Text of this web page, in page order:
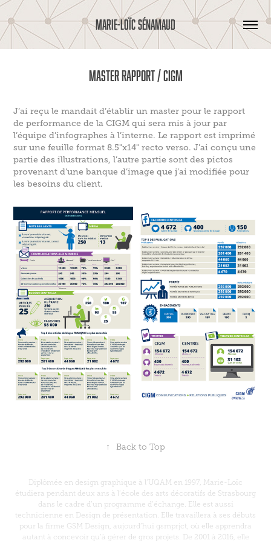
MARIE-LOÏC SÉNAMAUD
Master Rapport / CIGM
J’ai reçu le mandait d’établir un master pour le rapport
de performance de la CIGM qui sera mis à jour par
l’équipe d’infographes à l’interne. Le rapport est imprimé
sur une feuille format 8.5"x14" recto verso. J’ai conçu une
partie des illustrations, l’autre partie sont des pictos
provenant d’une banque d’image que j’ai modifiée pour
les besoins du client.
↑ Back to Top
Diplômée en design graphique à l’UQAM en 1997, Marie-Loïc
étudiera pendant deux ans à l’école des arts décoratifs de Strasbourg
dans le cadre d’un programme d’échange. Elle est aussi
technicienne en Design de présentation. Elle travaillera à ses débuts
pour la firme GSM Design, aujourd’hui gsmprjct, où elle apprendra
autant à concevoir qu’à gérer de gros projets. De 2001 à 2016, elle